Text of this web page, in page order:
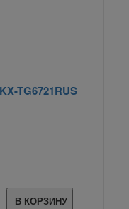
TG6721RUS
В КОРЗИНУ